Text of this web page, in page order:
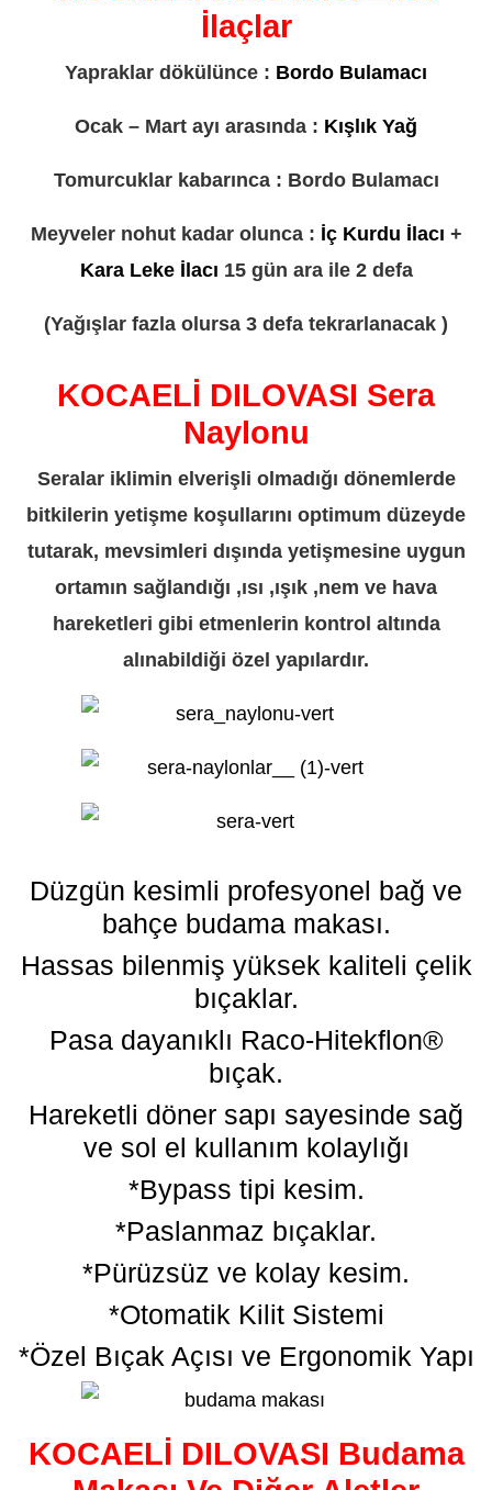
İlaçlar
Yapraklar dökülünce : Bordo Bulamacı
Ocak – Mart ayı arasında : Kışlık Yağ
Tomurcuklar kabarınca : Bordo Bulamacı
Meyveler nohut kadar olunca : İç Kurdu İlacı +
Kara Leke İlacı 15 gün ara ile 2 defa
(Yağışlar fazla olursa 3 defa tekrarlanacak )
KOCAELİ DILOVASI Sera
Naylonu
Seralar iklimin elverişli olmadığı dönemlerde
bitkilerin yetişme koşullarını optimum düzeyde
tutarak, mevsimleri dışında yetişmesine uygun
ortamın sağlandığı ,ısı ,ışık ,nem ve hava
hareketleri gibi etmenlerin kontrol altında
alınabildiği özel yapılardır.
Düzgün kesimli profesyonel bağ ve
bahçe budama makası.
Hassas bilenmiş yüksek kaliteli çelik
bıçaklar.
Pasa dayanıklı Raco-Hitekflon®
bıçak.
Hareketli döner sapı sayesinde sağ
ve sol el kullanım kolaylığı
*Bypass tipi kesim.
*Paslanmaz bıçaklar.
*Pürüzsüz ve kolay kesim.
*Otomatik Kilit Sistemi
*Özel Bıçak Açısı ve Ergonomik Yapı
KOCAELİ DILOVASI Budama